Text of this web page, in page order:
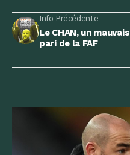
Info Précédente
Le CHAN, un mauvais
pari de la FAF